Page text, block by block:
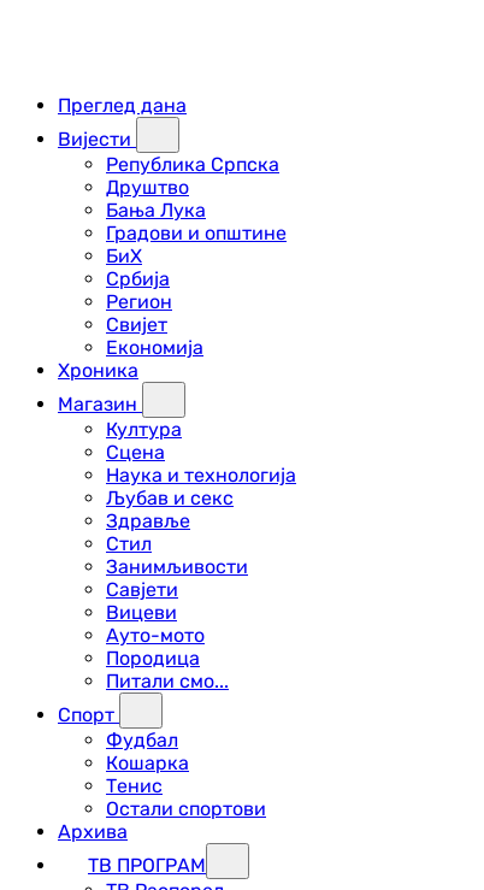
Преглед дана
Вијести
Република Српска
Друштво
Бања Лука
Градови и општине
БиХ
Србија
Регион
Свијет
Економија
Хроника
Магазин
Култура
Сцена
Наука и технологија
Љубав и секс
Здравље
Стил
Занимљивости
Савјети
Вицеви
Ауто-мото
Породица
Питали смо...
Спорт
Фудбал
Кошарка
Тенис
Остали спортови
Архива
ТВ ПРОГРАМ